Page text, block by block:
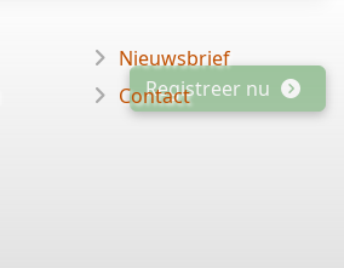
Registreer nu
Nieuwsbrief
Contact